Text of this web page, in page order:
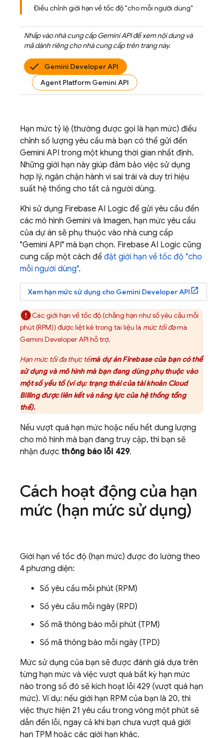
Điều chỉnh giới hạn về tốc độ "cho mỗi người dùng"
Nhấp vào nhà cung cấpGemini APIđể xem nội dung và
mã dành riêng cho nhà cung cấp trên trang này.
Gemini Developer API
Agent Platform Gemini API
Hạn mức tỷ lệ (thường được gọi là hạn mức) điều
chỉnh số lượng yêu cầu mà bạn có thể gửi đến
Gemini API trong một khung thời gian nhất định.
Những giới hạn này giúp đảm bảo việc sử dụng
hợp lý, ngăn chặn hành vi sai trái và duy trì hiệu
suất hệ thống cho tất cả người dùng.
Khi sử dụng Firebase AI Logic để gửi yêu cầu đến
các mô hình Gemini và Imagen, hạn mức yêu cầu
của dự án sẽ phụ thuộc vào nhà cung cấp
"Gemini API" mà bạn chọn. Firebase AI Logic cũng
cung cấp một cách để đặt giới hạn về tốc độ "cho
mỗi người dùng".
Xem hạn mức sử dụng cho Gemini Developer API
Các giới hạn về tốc độ (chẳng hạn như số yêu cầu mỗi
phút (RPM)) được liệt kê trong tài liệu là mức tối đamà
Gemini Developer API hỗ trợ.
Hạn mức tối đa thực tếmà dự án Firebase của bạn có thể
sử dụng và mô hình mà bạn đang dùng phụ thuộc vào
một số yếu tố (ví dụ: trạng thái của tài khoản Cloud
Billingđược liên kết và năng lực của hệ thống tổng
thể).
Nếu vượt quá hạn mức hoặc nếu hết dung lượng
cho mô hình mà bạn đang truy cập, thì bạn sẽ
nhận được thông báo lỗi 429.
Cách hoạt động của hạn
mức (hạn mức sử dụng)
Giới hạn về tốc độ (hạn mức) được đo lường theo
4 phương diện:
Số yêu cầu mỗi phút (RPM)
Số yêu cầu mỗi ngày (RPD)
Số mã thông báo mỗi phút (TPM)
Số mã thông báo mỗi ngày (TPD)
Mức sử dụng của bạn sẽ được đánh giá dựa trên
từng hạn mức và việc vượt quá bất kỳ hạn mức
nào trong số đó sẽ kích hoạt lỗi 429 (vượt quá hạn
mức). Ví dụ: nếu giới hạn RPM của bạn là 20, thì
việc thực hiện 21 yêu cầu trong vòng một phút sẽ
dẫn đến lỗi, ngay cả khi bạn chưa vượt quá giới
hạn TPM hoặc các giới hạn khác.